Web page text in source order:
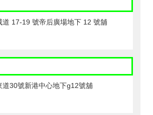
道 17-19 號帝后廣場地下 12 號舖
道30號新港中心地下g12號舖